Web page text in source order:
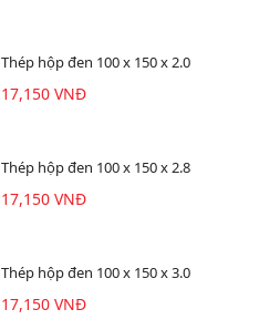
Thép hộp đen 100 x 150 x 2.0
17,150 VNĐ
Thép hộp đen 100 x 150 x 2.8
17,150 VNĐ
Thép hộp đen 100 x 150 x 3.0
17,150 VNĐ